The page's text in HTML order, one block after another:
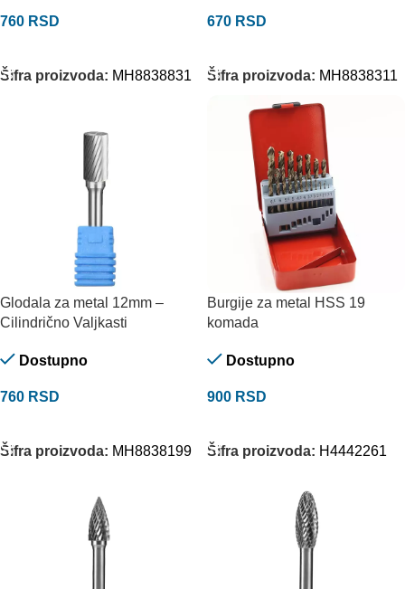
760 RSD
Šifra proizvoda: MH8838831
670 RSD
Šifra proizvoda: MH8838311
Glodala za metal 12mm –
Cilindrično Valjkasti
Dostupno
760 RSD
Šifra proizvoda: MH8838199
Burgije za metal HSS 19
komada
Dostupno
900 RSD
Šifra proizvoda: H4442261